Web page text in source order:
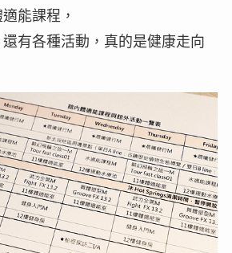
能課程，
有各種活動，真的是健康走向